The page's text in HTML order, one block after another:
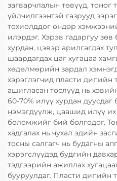
загварчлалын төвүүд,
үйлчилгээнтэй газрууд
тохиолддог өндөр
илэрдэг. Хэрэв гадаргуу зөв
хурдан, цэвэр арилгагдах
шаардагдах цаг хугацаа
хөдөлмөрийн зардал
хэрэглэгчид пласти дипийн
ашигласан төслүүд нь
60-70% илүү хурдан
нэмэгдүүлж, цаашид илүү их
боломжийг бий болгодог.
хадгалах нь чухал эдийн
тосны салгагч нь будагны
хэрэгслүүдэд будгийн
тэдгээрийн ажиллах
бууруулдаг. Пласти дипийн